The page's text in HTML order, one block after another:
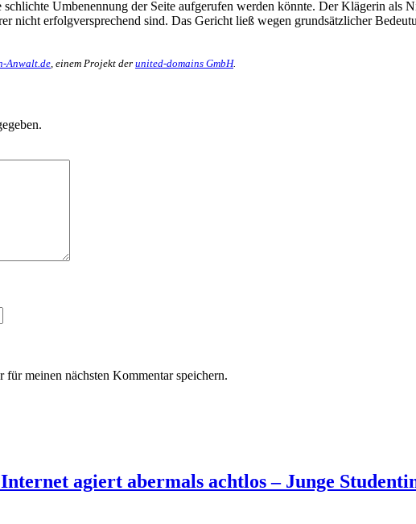
Umbenennung der Seite aufgerufen werden könnte. Der Klägerin
nicht erfolgversprechend sind. Das Gericht ließ wegen grundsätzlicher
Anwalt.de , einem Projekt der united-domains GmbH.
meinen nächsten Kommentar speichern.
agiert abermals achtlos – Junge